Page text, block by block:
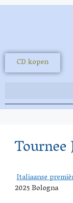
CD kopen
Tournee
Italiaanse
2025 Bologna